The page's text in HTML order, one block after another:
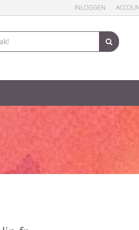
INLOGGEN